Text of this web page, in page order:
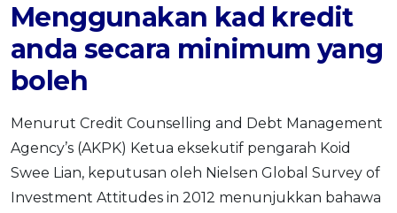
Menggunakan kad kredit
anda secara minimum yang
boleh
Menurut Credit Counselling and Debt Management
Agency’s (AKPK) Ketua eksekutif pengarah Koid
Swee Lian, keputusan oleh Nielsen Global Survey of
Investment Attitudes in 2012 menunjukkan bahawa